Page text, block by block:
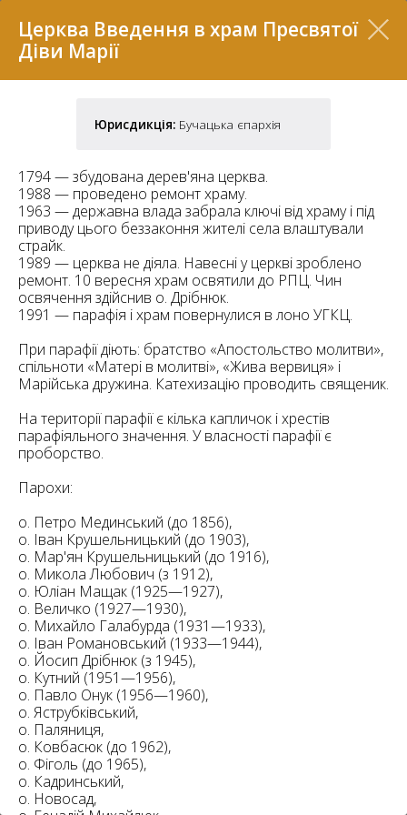
Церква Введення в храм Пресвятої
Діви Марії
Юрисдикція: Бучацька єпархія
1794 — збудована дерев'яна церква.
1988 — проведено ремонт храму.
1963 — державна влада забрала ключі від храму і під
приводу цього беззаконня жителі села влаштували
страйк.
1989 — церква не діяла. Навесні у церкві зроблено
ремонт. 10 вересня храм освятили до РПЦ. Чин
освячення здійснив о. Дрібнюк.
1991 — парафія і храм повернулися в лоно УГКЦ.
При парафії діють: братство «Апостольство молитви»,
спільноти «Матері в молитві», «Жива вервиця» і
Марійська дружина. Катехизацію проводить священик.
На території парафії є кілька капличок і хрестів
парафіяльного значення. У власності парафії є
проборство.
Парохи:
о. Петро Мединський (до 1856),
о. Іван Крушельницький (до 1903),
о. Мар'ян Крушельницький (до 1916),
о. Микола Любович (з 1912),
о. Юліан Мащак (1925—1927),
о. Величко (1927—1930),
о. Михайло Галабурда (1931—1933),
о. Іван Романовський (1933—1944),
о. Йосип Дрібнюк (з 1945),
о. Кутний (1951—1956),
о. Павло Онук (1956—1960),
о. Яструбківський,
о. Паляниця,
о. Ковбасюк (до 1962),
о. Фіголь (до 1965),
о. Кадринський,
о. Новосад,
16
7
10
2
2
Перелік